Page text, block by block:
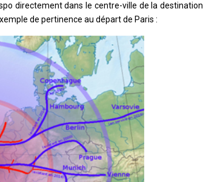
directement dans le centre-ville de la destination
de pertinence au départ de Paris :